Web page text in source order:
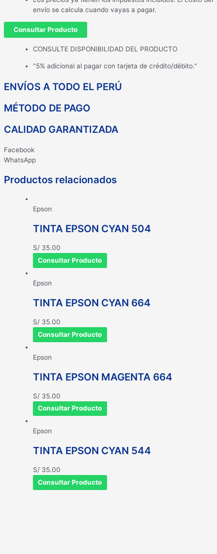
envío se calcula cuando vayas a pagar.
Consultar Producto
CONSULTE DISPONIBILIDAD DEL PRODUCTO
"5% adicional al pagar con tarjeta de crédito/débito."
ENVÍOS A TODO EL PERÚ
MÉTODO DE PAGO
CALIDAD GARANTIZADA
Facebook
WhatsApp
Productos relacionados
Epson
TINTA EPSON CYAN 504
S/ 35.00
Consultar Producto
Epson
TINTA EPSON CYAN 664
S/ 35.00
Consultar Producto
Epson
TINTA EPSON MAGENTA 664
S/ 35.00
Consultar Producto
Epson
TINTA EPSON CYAN 544
S/ 35.00
Consultar Producto